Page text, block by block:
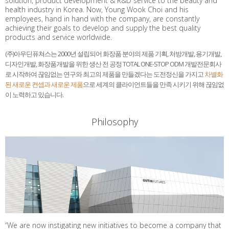
health industry in Korea. Now, Young Wook Choi and his
employees, hand in hand with the company, are constantly
achieving their goals to develop and supply the best quality
products and service worldwide.
(주)아우딘퓨쳐스는 2000년 설립되어 화장품 분야의 제품 기획, 처방개발, 용기개발,
디자인개발, 화장품개발을 위한 생산 전 공정 TOTAL ONE-STOP ODM 개발전문회사
로 시작하여 끊임없는 연구와 최고의 제품을 만들겠다는 도전정신을 가지고차별화
된 새로운 컨셉과 새로운 제품으로 세계의 클라이언트들을 만족 시키기 위해 끊임없
이 노력하고 있습니다.
Philosophy
“We are now instigating new initiatives to become a company that